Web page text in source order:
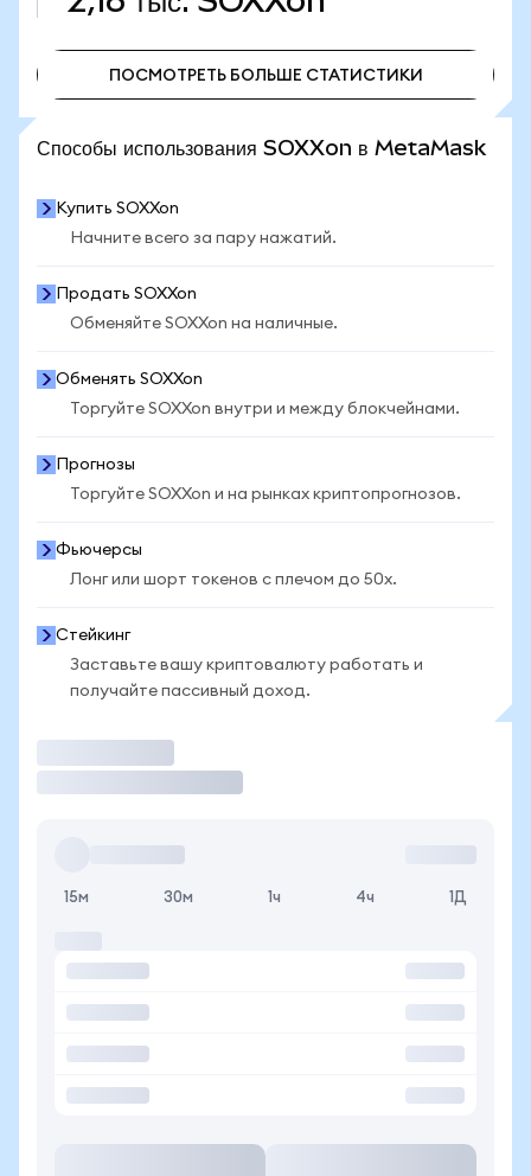
ПОСМОТРЕТЬ БОЛЬШЕ СТАТИСТИКИ
Способы использования SOXXon в MetaMask
Купить SOXXon
Начните всего за пару нажатий.
Продать SOXXon
Обменяйте SOXXon на наличные.
Обменять SOXXon
Торгуйте SOXXon внутри и между блокчейнами.
Прогнозы
Торгуйте SOXXon и на рынках криптопрогнозов.
Фьючерсы
Лонг или шорт токенов с плечом до 50x.
Стейкинг
Заставьте вашу криптовалюту работать и
получайте пассивный доход.
15м 30м 1ч 4ч 1Д